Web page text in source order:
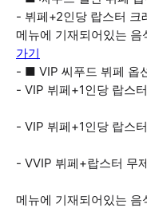
- 뷔페+2인당 랍스터 크
메뉴에 기재되어있는
가기
- ■ VIP 씨푸드 뷔페 옵
- VIP 뷔페+1인당 랍스
- VIP 뷔페+1인당 랍스
- VVIP 뷔페+랍스터 무
메뉴에 기재되어있는